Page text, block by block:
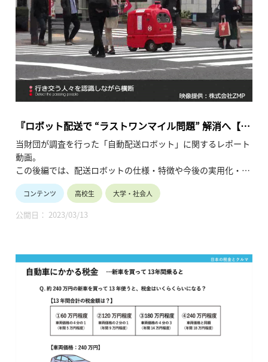
『ロボット配送で “ラストワンマイル問題” 解消へ【後
編】配送ロボットの特徴と課題』
当財団が調査を行った「自動配送ロボット」に関するレポート
動画。
この後編では、配送ロボットの仕様・特徴や今後の実用化・普
及に向けた課題について、これまでに行われた実証実験の映像
等を交えながら紹介しています。（令和3年8月公開、6分17
秒）
コンテンツ 高校生 大学・社会人
公開日： 2023/03/13